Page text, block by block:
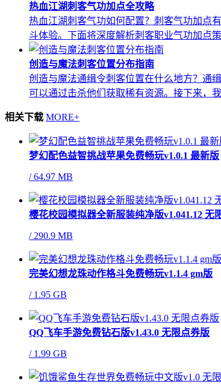
热血江湖刺客气功加点全攻略
热血江湖刺客气功如何配置？刺客气功加点
斗体验。下面将深度解析刺客职业气功加点
创造与魔法刺客位置分布指南
创造与魔法通缉令刺客位置在什么地方？通
可以通过击杀他们获取稀有资源。接下来，
相关下载 MORE+
梦幻配色益智挑战苹果免费畅玩v1.0.1 最新版
/64.97 MB
樱花校园模拟器全新服装纯净版v1.041.12 无
/290.9 MB
完美幻想龙珠动作格斗免费畅玩v1.1.4 gm版
/1.95 GB
QQ飞车手游免费钻石版v1.43.0 无限点券版
/1.99 GB